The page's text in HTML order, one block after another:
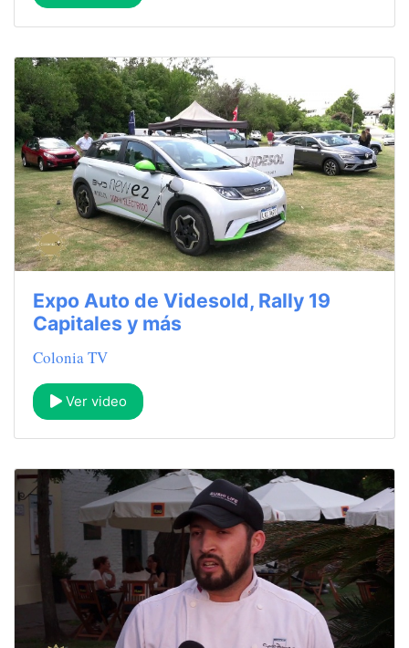
Expo Auto de Videsold, Rally 19
Capitales y más
Colonia TV
Ver video